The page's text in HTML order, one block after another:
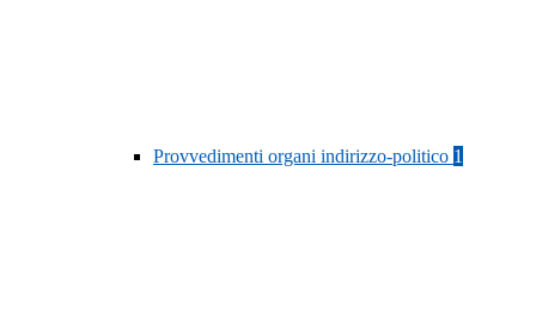
Provvedimenti organi indirizzo-politico 1